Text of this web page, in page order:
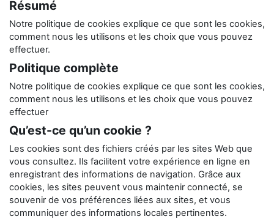
Résumé
Notre politique de cookies explique ce que sont les cookies,
comment nous les utilisons et les choix que vous pouvez
effectuer.
Politique complète
Notre politique de cookies explique ce que sont les cookies,
comment nous les utilisons et les choix que vous pouvez
effectuer
Qu’est-ce qu’un cookie ?
Les cookies sont des fichiers créés par les sites Web que
vous consultez. Ils facilitent votre expérience en ligne en
enregistrant des informations de navigation. Grâce aux
cookies, les sites peuvent vous maintenir connecté, se
souvenir de vos préférences liées aux sites, et vous
communiquer des informations locales pertinentes.